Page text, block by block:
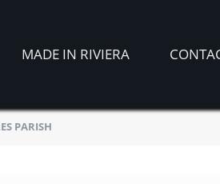
MADE IN RIVIERA
PARISH